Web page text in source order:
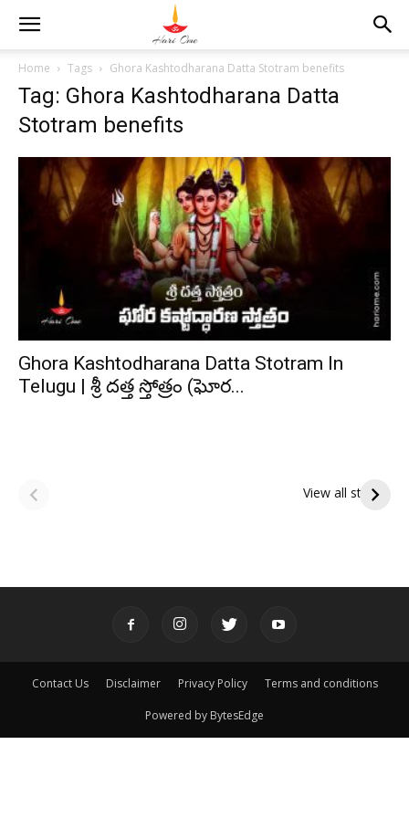
Home Tags Ghora Kashtodharana Datta Stotram benefits
Tag: Ghora Kashtodharana Datta
Stotram benefits
Ghora Kashtodharana Datta Stotram In
Telugu | శ్రీ దత్త స్తోత్రం (ఘోర...
View all stories
పితృదేవతల ఆశీర్వాదం
ఇంద్రకీలాద్రి గిరి ప్రదక్షిణ
Contact Us Disclaimer Privacy Policy Terms and conditions
Powered by BytesEdge